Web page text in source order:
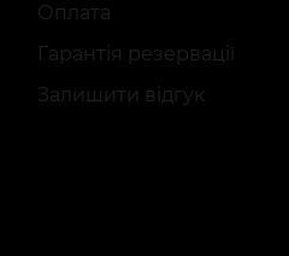
Оплата
Гарантія резервації
Залишити відгук